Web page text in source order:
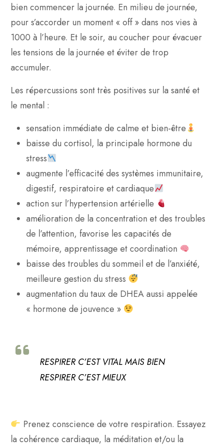
bien commencer la journée. En milieu de journée,
pour s’accorder un moment « off » dans nos vies à
1000 à l’heure. Et le soir, au coucher pour évacuer
les tensions de la journée et éviter de trop
accumuler.
Les répercussions sont très positives sur la santé et
le mental :
sensation immédiate de calme et bien-être
baisse du cortisol, la principale hormone du
stress
augmente l’efficacité des systèmes immunitaire,
digestif, respiratoire et cardiaque
action sur l’hypertension artérielle
amélioration de la concentration et des troubles
de l’attention, favorise les capacités de
mémoire, apprentissage et coordination
baisse des troubles du sommeil et de l’anxiété,
meilleure gestion du stress
augmentation du taux de DHEA aussi appelée
« hormone de jouvence »
RESPIRER C’EST VITAL MAIS BIEN
RESPIRER C’EST MIEUX
Prenez conscience de votre respiration. Essayez
la cohérence cardiaque, la méditation et/ou la